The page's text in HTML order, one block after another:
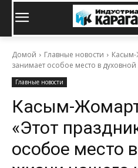
Домой Главные новости
Касым-
занимает особое место в
Главные новости
Касым-
«Этот
особое место